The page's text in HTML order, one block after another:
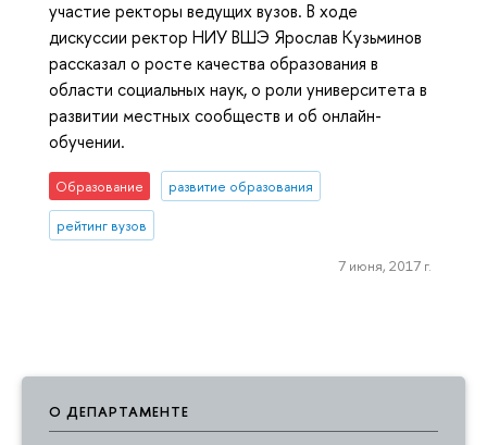
О ДЕПАРТАМЕНТЕ
участие ректоры ведущих вузов. В ходе
дискуссии ректор НИУ ВШЭ Ярослав Кузьминов
рассказал о росте качества образования в
области социальных наук, о роли университета в
развитии местных сообществ и об онлайн-
обучении.
Образование развитие образования
рейтинг вузов
7 июня, 2017 г.